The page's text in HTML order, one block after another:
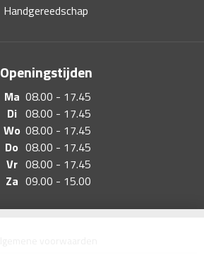
Handgereedschap
Openingstijden
Ma 08.00 - 17.45
Di 08.00 - 17.45
Wo 08.00 - 17.45
Do 08.00 - 17.45
Vr 08.00 - 17.45
Za 09.00 - 15.00